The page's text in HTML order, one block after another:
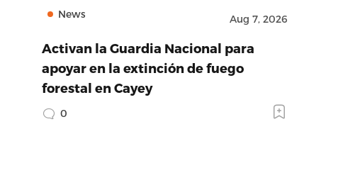
News Aug 7, 2026
Activan la Guardia Nacional para
apoyar en la extinción de fuego
forestal en Cayey
0